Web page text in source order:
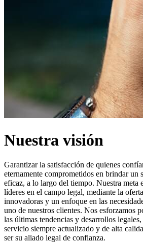
Nuestra visión
Garantizar la satisfacción de quienes
eternamente comprometidos en brindar un
eficaz, a lo largo del tiempo. Nuestra meta
líderes en el campo legal, mediante la
innovadoras y un enfoque en las
uno de nuestros clientes. Nos esforzamos
las últimas tendencias y desarrollos
servicio siempre actualizado y de alta
ser su aliado legal de confianza.